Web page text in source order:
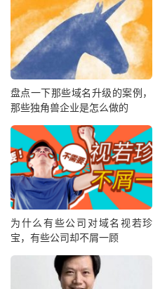
盘点一下那些域名升级的案例，
那些独角兽企业是怎么做的
为什么有些公司对域名视若珍
宝，有些公司却不屑一顾